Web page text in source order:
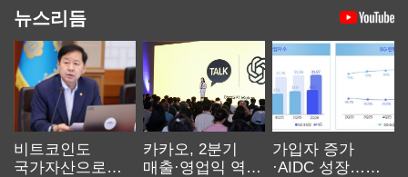
뉴스리듬
비트코인도
국가자산으로…'
카카오, 2분기
매출·영업익 역대
가입자 증가
·AIDC 성장…